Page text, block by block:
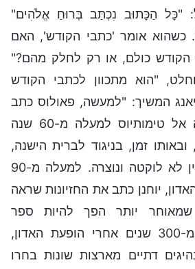
"כָּל הַכָּתוּב נִכְתַּב בְּרוּחַ אֱלֹהִים"
. כשהוא אומר 'כתבי הקודש', האם
הקודש כולם, או רק לחלק מהם?"
"הוא מתכוון לכתבי הקודש
המשיך: "למעשה, פאולוס כתב
את האיגרת השנייה אל טימותיוס למעלה מ-60 שנה
זמן, בניגוד לברית הישנה,
הברית החדשה עדיין לא לוקטה ונוצרה. למעלה מ-90
יוחנן כתב את החזיונות שראה
יותר הפך להיות ספר
ההתגלות. למעלה מ-300 שנים אחרי הופעת האדון,
דתיים מארצות שונות בחרו